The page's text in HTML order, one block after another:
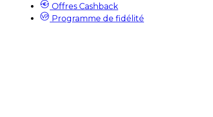
Offres Cashback
Programme de fidélité